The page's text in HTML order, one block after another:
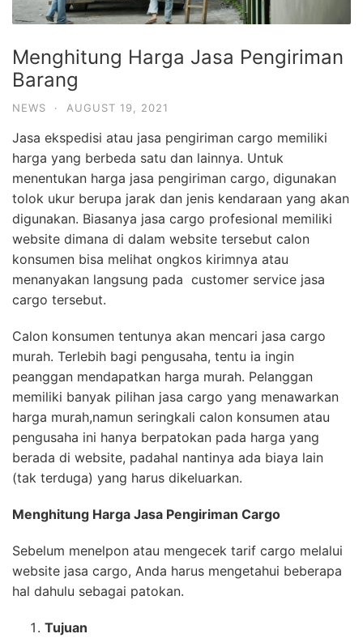
Menghitung Harga Jasa Pengiriman
Barang
NEWS · AUGUST 19, 2021
Jasa ekspedisi atau jasa pengiriman cargo memiliki
harga yang berbeda satu dan lainnya. Untuk
menentukan harga jasa pengiriman cargo, digunakan
tolok ukur berupa jarak dan jenis kendaraan yang akan
digunakan. Biasanya jasa cargo profesional memiliki
website dimana di dalam website tersebut calon
konsumen bisa melihat ongkos kirimnya atau
menanyakan langsung pada customer service jasa
cargo tersebut.
Calon konsumen tentunya akan mencari jasa cargo
murah. Terlebih bagi pengusaha, tentu ia ingin
peanggan mendapatkan harga murah. Pelanggan
memiliki banyak pilihan jasa cargo yang menawarkan
harga murah,namun seringkali calon konsumen atau
pengusaha ini hanya berpatokan pada harga yang
berada di website, padahal nantinya ada biaya lain
(tak terduga) yang harus dikeluarkan.
Menghitung Harga Jasa Pengiriman Cargo
Sebelum menelpon atau mengecek tarif cargo melalui
website jasa cargo, Anda harus mengetahui beberapa
hal dahulu sebagai patokan.
Tujuan